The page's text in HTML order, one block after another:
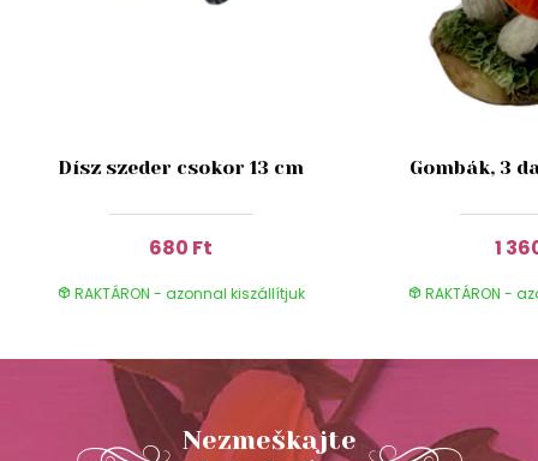
Dísz szeder csokor 13 cm
680 Ft
RAKTÁRON - azonnal kiszállítjuk
Gombák, 3
1
RAKTÁRON -
Nezmeškajte